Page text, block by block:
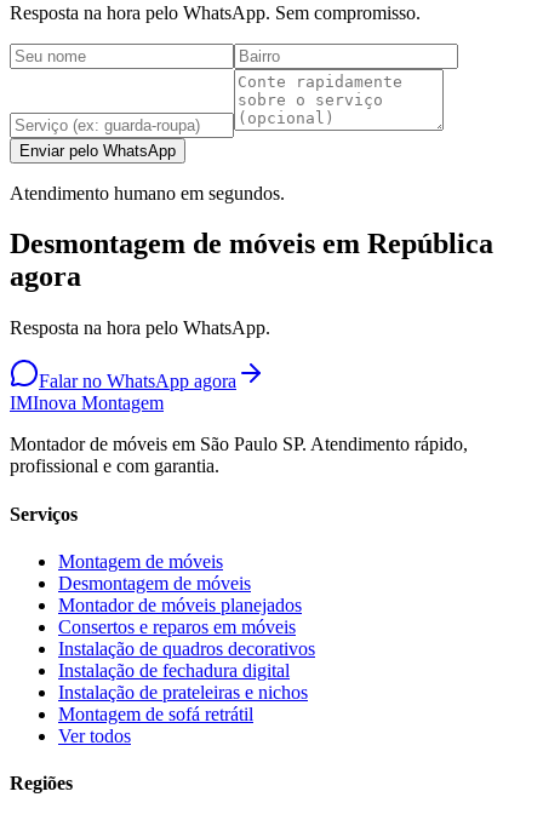
Resposta na hora pelo WhatsApp. Sem compromisso.
Enviar pelo WhatsApp
Atendimento humano em segundos.
Desmontagem de móveis em República
agora
Resposta na hora pelo WhatsApp.
Falar no WhatsApp agora
IMInova Montagem
Montador de móveis em São Paulo SP. Atendimento rápido,
profissional e com garantia.
Serviços
Montagem de móveis
Desmontagem de móveis
Montador de móveis planejados
Consertos e reparos em móveis
Instalação de quadros decorativos
Instalação de fechadura digital
Instalação de prateleiras e nichos
Montagem de sofá retrátil
Ver todos
Regiões